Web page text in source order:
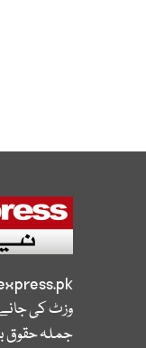
وزٹ کی
جملہ حقوق